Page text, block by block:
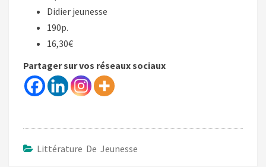
Didier jeunesse
190p.
16,30€
Partager sur vos réseaux sociaux
Littérature De Jeunesse